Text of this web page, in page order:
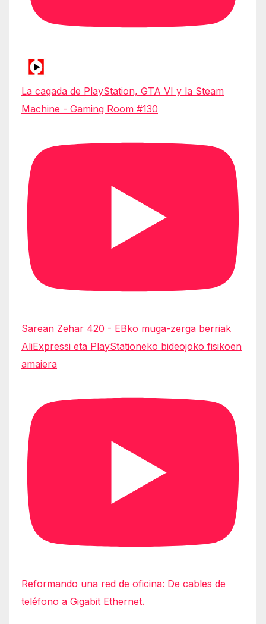
La cagada de PlayStation, GTA VI y la Steam
Machine - Gaming Room #130
Sarean Zehar 420 - EBko muga-zerga berriak
AliExpressi eta PlayStationeko bideojoko fisikoen
amaiera
Reformando una red de oficina: De cables de
teléfono a Gigabit Ethernet.